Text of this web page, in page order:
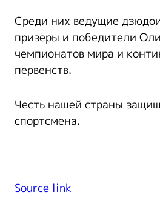
Среди них ведущие
призеры и победители
чемпионатов мира и
первенств.
Честь нашей страны
спортсмена.
Source link